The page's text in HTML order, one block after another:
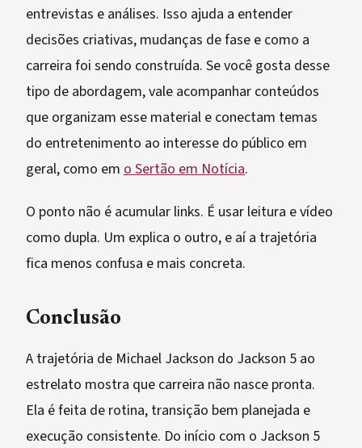
entrevistas e análises. Isso ajuda a entender
decisões criativas, mudanças de fase e como a
carreira foi sendo construída. Se você gosta desse
tipo de abordagem, vale acompanhar conteúdos
que organizam esse material e conectam temas
do entretenimento ao interesse do público em
geral, como em o Sertão em Notícia.
O ponto não é acumular links. É usar leitura e vídeo
como dupla. Um explica o outro, e aí a trajetória
fica menos confusa e mais concreta.
Conclusão
A trajetória de Michael Jackson do Jackson 5 ao
estrelato mostra que carreira não nasce pronta.
Ela é feita de rotina, transição bem planejada e
execução consistente. Do início com o Jackson 5